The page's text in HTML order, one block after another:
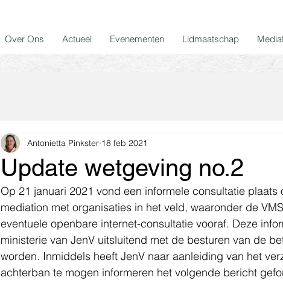
Over Ons Actueel Evenementen Lidmaatschap
Update wetgeving no.2
Antonietta Pinkster 18 feb 2021
Op 21 januari 2021 vond een informele consultatie
mediation met organisaties in het veld, waaronder de
eventuele openbare internet-consultatie vooraf. Deze
ministerie van JenV uitsluitend met de besturen van de
worden. Inmiddels heeft JenV naar aanleiding van het
achterban te mogen informeren het volgende bericht